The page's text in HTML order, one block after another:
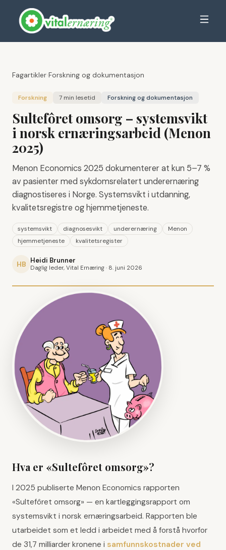
Fagartikler Forskning og dokumentasjon
Forskning 7 min lesetid Forskning og dokumentasjon
Sultefôret omsorg – systemsvikt
i norsk ernæringsarbeid (Menon
2025)
Menon Economics 2025 dokumenterer at kun 5–7 %
av pasienter med sykdomsrelatert underernæring
diagnostiseres i Norge. Systemsvikt i utdanning,
kvalitetsregistre og hjemmetjeneste.
systemsvikt diagnosesvikt underernæring
Menon
hjemmetjeneste
kvalitetsregister
HB Heidi Brunner
Daglig leder, Vital Ernæring · 8. juni 2026
Hva er «Sultefôret omsorg»?
I 2025 publiserte Menon Economics rapporten
«Sultefôret omsorg» — en kartleggingsrapport om
systemsvikt i norsk ernæringsarbeid. Rapporten ble
utarbeidet som et ledd i arbeidet med å forstå hvorfor
de 31,7 milliarder kronene i samfunnskostnader ved